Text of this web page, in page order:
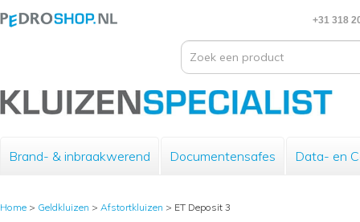
+31 318
Brand- & inbraakwerend Documentensafes Data- en
Home > Geldkluizen > Afstortkluizen > ET Deposit 3